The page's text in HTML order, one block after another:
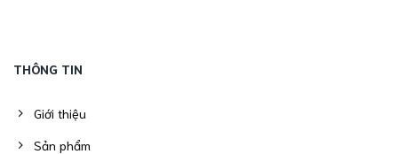
THÔNG TIN
Giới thiệu
Sản phẩm